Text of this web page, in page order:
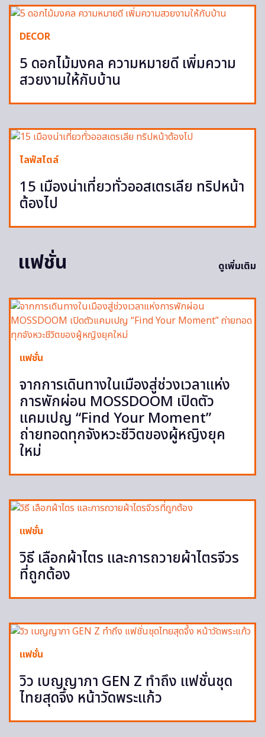
DECOR
5 ดอกไม้มงคล ความหมายดี เพิ่มความ
สวยงามให้กับบ้าน
ไลฟ์สไตล์
15 เมืองน่าเที่ยวทั่วออสเตรเลีย ทริปหน้า
ต้องไป
แฟชั่น ดูเพิ่มเติม
แฟชั่น
จากการเดินทางในเมืองสู่ช่วงเวลาแห่ง
การพักผ่อน MOSSDOOM เปิดตัว
แคมเปญ “Find Your Moment”
ถ่ายทอดทุกจังหวะชีวิตของผู้หญิงยุค
ใหม่
แฟชั่น
วิธี เลือกผ้าไตร และการถวายผ้าไตรจีวร
ที่ถูกต้อง
แฟชั่น
วิว เบญญาภา GEN Z ทำถึง แฟชั่นชุด
ไทยสุดจึ้ง หน้าวัดพระแก้ว